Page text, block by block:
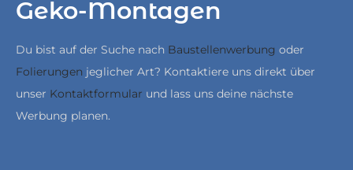
Geko-Montagen
Du bist auf der Suche nach Baustellenwerbung oder
Folierungen jeglicher Art? Kontaktiere uns direkt über
unser Kontaktformular und lass uns deine nächste
Werbung planen.